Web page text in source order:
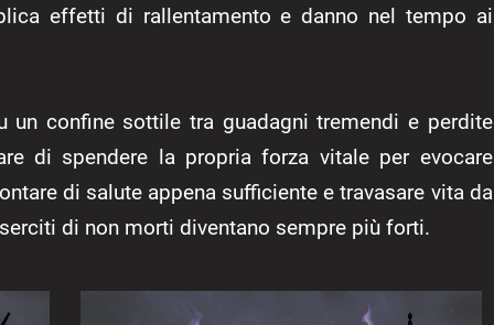
effetti di rallentamento e danno nel tempo ai
un confine sottile tra guadagni tremendi e perdite
di spendere la propria forza vitale per evocare
di salute appena sufficiente e travasare vita da
di non morti diventano sempre più forti.